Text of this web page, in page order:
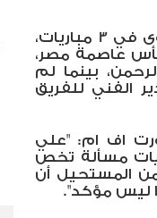
ولم يشارك علي معلول هذا الموسم مع الأهلي سوى في 3 مباريات،
عاصمة مصر،
بينما لم
الفني للفريق
اف ام: "علي
مسألة تخص
المستحيل أن
ليس مؤكد".